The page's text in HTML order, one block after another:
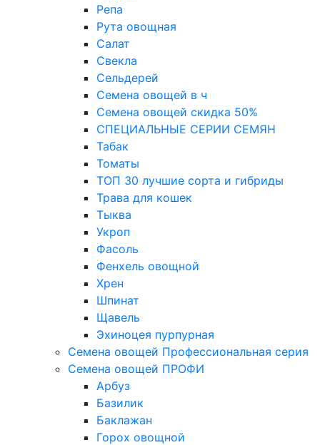
Репа
Рута овощная
Салат
Свекла
Сельдерей
Семена овощей в ч
Семена овощей скидка 50%
СПЕЦИАЛЬНЫЕ СЕРИИ СЕМЯН
Табак
Томаты
ТОП 30 лучшие сорта и гибриды
Трава для кошек
Тыква
Укроп
Фасоль
Фенхель овощной
Хрен
Шпинат
Щавель
Эхиноцея пурпурная
Семена овощей Профессиональная серия
Семена овощей ПРОФИ
Арбуз
Базилик
Баклажан
Горох овощной